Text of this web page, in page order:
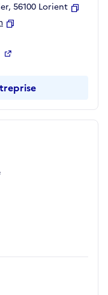
56100 Lorient